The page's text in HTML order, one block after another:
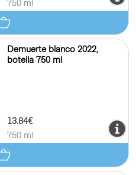
750 ml
Demuerte blanco 2022,
botella 750 ml
13.84€
750 ml